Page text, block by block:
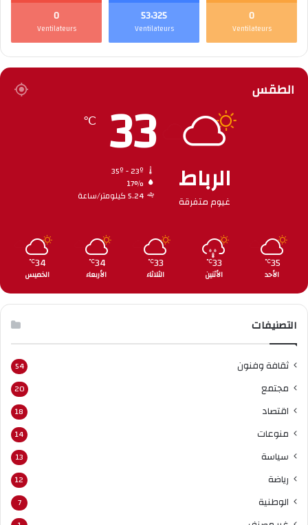
0
Ventilateurs
53٬325
Ventilateurs
0
Ventilateurs
الطقس
الرباط
غيوم متفرقة
33
℃
17%
5.24 كيلومتر/ساعة
35
℃
الأحد
33
℃
الأثنين
33
℃
الثلاثاء
34
℃
الأربعاء
34
℃
الخميس
التصنيفات
ثقافة وفنون 54
مجتمع 20
اقتصاد 18
منوعات 14
سياسة 13
رياضة 12
الوطنية 7